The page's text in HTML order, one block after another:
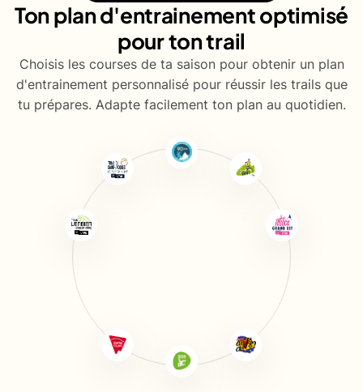
Ton plan d'entrainement optimisé
pour ton trail
Choisis les courses de ta saison pour obtenir un plan
d'entrainement personnalisé pour réussir les trails que
tu prépares. Adapte facilement ton plan au quotidien.